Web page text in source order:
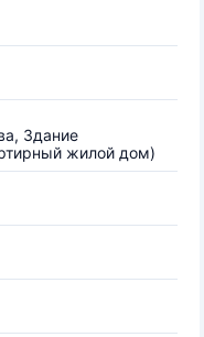
Здание
жилой дом)